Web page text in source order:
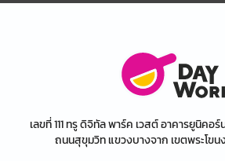
เลขที่ 111 ทรู ดิจิทัล พาร์ค เวสต์ อาคารยูนิคอ
ถนนสุขุมวิท แขวงบางจาก เขตพระโขน